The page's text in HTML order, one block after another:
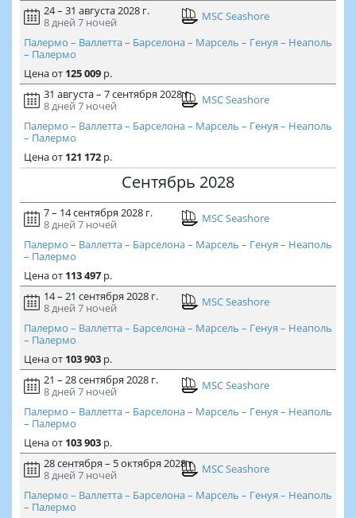
24 – 31 августа 2028 г.
8 дней 7 ночей
MSC Seashore
Палермо – Валлетта – Барселона – Марсель – Генуя – Неаполь
– Палермо
Ценаот 125 009р.
31 августа – 7 сентября 2028 г.
8 дней 7 ночей
MSC Seashore
Палермо – Валлетта – Барселона – Марсель – Генуя – Неаполь
– Палермо
Ценаот 121 172р.
Сентябрь 2028
7 – 14 сентября 2028 г.
8 дней 7 ночей
MSC Seashore
Палермо – Валлетта – Барселона – Марсель – Генуя – Неаполь
– Палермо
Ценаот 113 497р.
14 – 21 сентября 2028 г.
8 дней 7 ночей
MSC Seashore
Палермо – Валлетта – Барселона – Марсель – Генуя – Неаполь
– Палермо
Ценаот 103 903р.
21 – 28 сентября 2028 г.
8 дней 7 ночей
MSC Seashore
Палермо – Валлетта – Барселона – Марсель – Генуя – Неаполь
– Палермо
Ценаот 103 903р.
28 сентября – 5 октября 2028 г.
8 дней 7 ночей
MSC Seashore
Палермо – Валлетта – Барселона – Марсель – Генуя – Неаполь
– Палермо